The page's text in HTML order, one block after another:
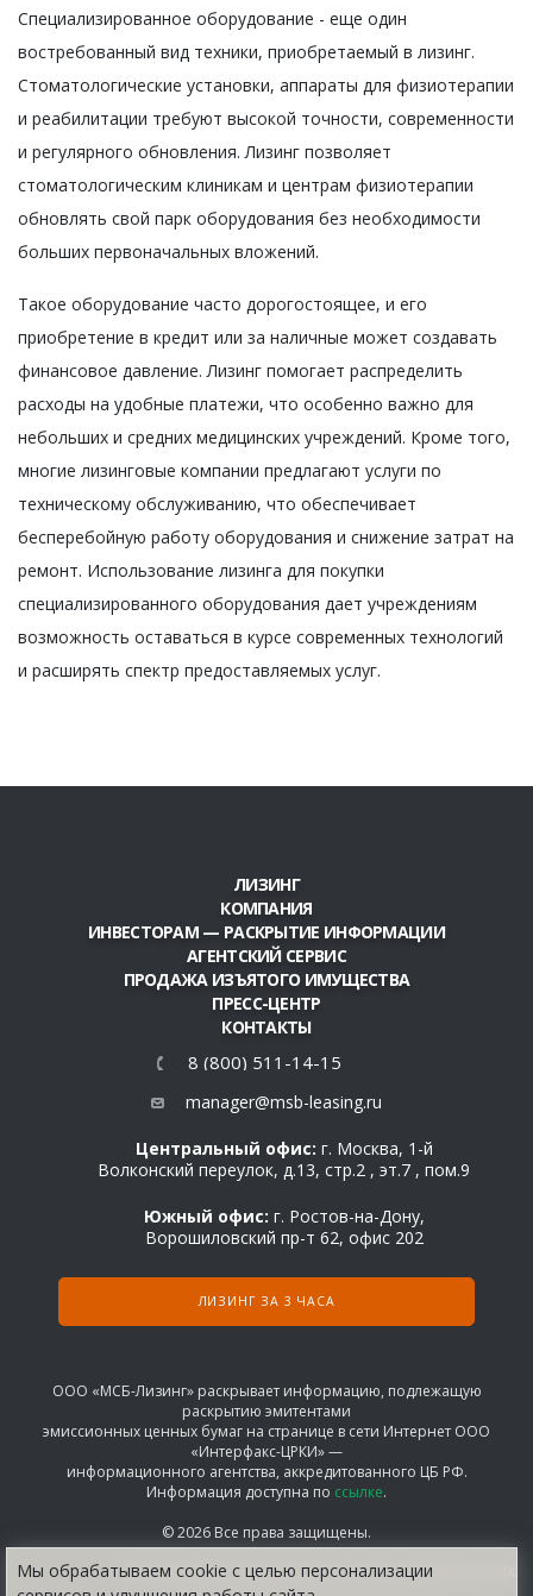
Специализированное оборудование - еще один
востребованный вид техники, приобретаемый в лизинг.
Стоматологические установки, аппараты для физиотерапии
и реабилитации требуют высокой точности, современности
и регулярного обновления. Лизинг позволяет
стоматологическим клиникам и центрам физиотерапии
обновлять свой парк оборудования без необходимости
больших первоначальных вложений.
Такое оборудование часто дорогостоящее, и его
приобретение в кредит или за наличные может создавать
финансовое давление. Лизинг помогает распределить
расходы на удобные платежи, что особенно важно для
небольших и средних медицинских учреждений. Кроме того,
многие лизинговые компании предлагают услуги по
техническому обслуживанию, что обеспечивает
бесперебойную работу оборудования и снижение затрат на
ремонт. Использование лизинга для покупки
специализированного оборудования дает учреждениям
возможность оставаться в курсе современных технологий
и расширять спектр предоставляемых услуг.
Мы обрабатываем сооkіе с целью персонализации
ЛИЗИНГ
КОМПАНИЯ
ИНВЕСТОРАМ — РАСКРЫТИЕ ИНФОРМАЦИИ
АГЕНТСКИЙ СЕРВИС
ПРОДАЖА ИЗЪЯТОГО ИМУЩЕСТВА
ПРЕСС-ЦЕНТР
КОНТАКТЫ
8 (800) 511-14-15
manager@msb-leasing.ru
Центральный офис: г. Москва, 1-й
Волконский переулок, д.13, стр.2 , эт.7 , пом.9
Южный офис: г. Ростов-на-Дону,
Ворошиловский пр-т 62, офис 202
ЛИЗИНГ ЗА 3 ЧАСА
ООО «МСБ-Лизинг» раскрывает информацию, подлежащую
раскрытию эмитентами
эмиссионных ценных бумаг на странице в сети Интернет ООО
«Интерфакс-ЦРКИ» —
информационного агентства, аккредитованного ЦБ РФ.
Информация доступна по ссылке.
© 2026 Все права защищены.
СОГЛАШЕНИЕ НА ОБРАБОТКУ ПЕРСОНАЛЬНЫХ ДАННЫХ